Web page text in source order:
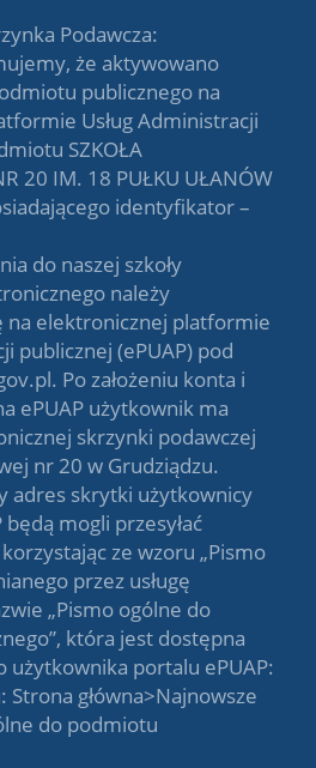
Podawcza:
że aktywowano
publicznego na
Usług Administracji
SZKOŁA
20 IM. 18 PUŁKU UŁANÓW
identyfikator –
do naszej szkoły
należy
na elektronicznej platformie
publicznej (ePUAP) pod
Po założeniu konta i
ePUAP użytkownik ma
skrzynki podawczej
nr 20 w Grudziądzu.
adres skrytki użytkownicy
mogli przesyłać
ze wzoru „Pismo
przez usługę
„Pismo ogólne do
która jest dostępna
użytkownika portalu ePUAP:
Strona główna>Najnowsze
do podmiotu